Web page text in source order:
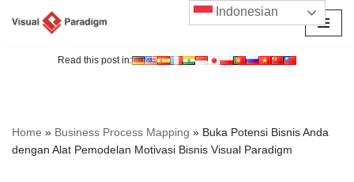
Read this post in:
Home » Business Process Mapping » Buka Potensi Bisnis Anda
dengan Alat Pemodelan Motivasi Bisnis Visual Paradigm
Indonesian